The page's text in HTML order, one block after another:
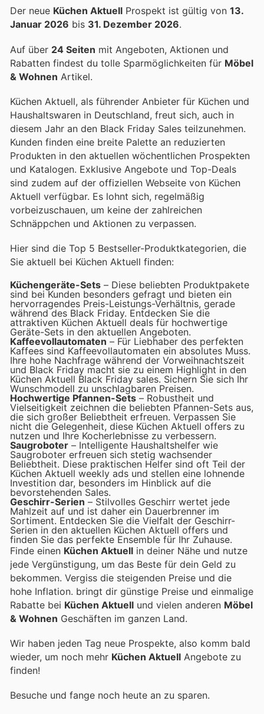
Der neue Küchen Aktuell Prospekt ist gültig von 13.
Januar 2026 bis 31. Dezember 2026.
Auf über 24 Seiten mit Angeboten, Aktionen und
Rabatten findest du tolle Sparmöglichkeiten für Möbel
& Wohnen Artikel.
Küchen Aktuell, als führender Anbieter für Küchen und
Haushaltswaren in Deutschland, freut sich, auch in
diesem Jahr an den Black Friday Sales teilzunehmen.
Kunden finden eine breite Palette an reduzierten
Produkten in den aktuellen wöchentlichen Prospekten
und Katalogen. Exklusive Angebote und Top-Deals
sind zudem auf der offiziellen Webseite von Küchen
Aktuell verfügbar. Es lohnt sich, regelmäßig
vorbeizuschauen, um keine der zahlreichen
Schnäppchen und Aktionen zu verpassen.
Hier sind die Top 5 Bestseller-Produktkategorien, die
Sie aktuell bei Küchen Aktuell finden:
Küchengeräte-Sets – Diese beliebten Produktpakete
sind bei Kunden besonders gefragt und bieten ein
hervorragendes Preis-Leistungs-Verhältnis, gerade
während des Black Friday. Entdecken Sie die
attraktiven Küchen Aktuell deals für hochwertige
Geräte-Sets in den aktuellen Angeboten.
Kaffeevollautomaten – Für Liebhaber des perfekten
Kaffees sind Kaffeevollautomaten ein absolutes Muss.
Ihre hohe Nachfrage während der Vorweihnachtszeit
und Black Friday macht sie zu einem Highlight in den
Küchen Aktuell Black Friday sales. Sichern Sie sich Ihr
Wunschmodell zu unschlagbaren Preisen.
Hochwertige Pfannen-Sets – Robustheit und
Vielseitigkeit zeichnen die beliebten Pfannen-Sets aus,
die sich großer Beliebtheit erfreuen. Verpassen Sie
nicht die Gelegenheit, diese Küchen Aktuell offers zu
nutzen und Ihre Kocherlebnisse zu verbessern.
Saugroboter – Intelligente Haushaltshelfer wie
Saugroboter erfreuen sich stetig wachsender
Beliebtheit. Diese praktischen Helfer sind oft Teil der
Küchen Aktuell weekly ads und stellen eine lohnende
Investition dar, besonders im Hinblick auf die
bevorstehenden Sales.
Geschirr-Serien – Stilvolles Geschirr wertet jede
Mahlzeit auf und ist daher ein Dauerbrenner im
Sortiment. Entdecken Sie die Vielfalt der Geschirr-
Serien in den aktuellen Küchen Aktuell offers und
finden Sie das perfekte Ensemble für Ihr Zuhause.
Finde einen Küchen Aktuell in deiner Nähe und nutze
jede Vergünstigung, um das Beste für dein Geld zu
bekommen. Vergiss die steigenden Preise und die
hohe Inflation. bringt dir günstige Preise und einmalige
Rabatte bei Küchen Aktuell und vielen anderen Möbel
& Wohnen Geschäften im ganzen Land.
Wir haben jeden Tag neue Prospekte, also komm bald
wieder, um noch mehr Küchen Aktuell Angebote zu
finden!
Besuche und fange noch heute an zu sparen.